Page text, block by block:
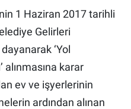
1 Haziran 2017 tarihli
Gelirleri
‘Yol
alınmasına karar
ev ve işyerlerinin
ardından alınan